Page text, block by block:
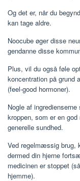
Og det er, når du
kan tage aldre.
Noocube øger disse
gendanne disse
Plus, vil du også føle
koncentration på grund
(feel-good hormoner).
Nogle af
kroppen, som er en
generelle sundhed.
Ved regelmæssig brug,
dermed din hjerne
medicinen er stoppet
hjemme).